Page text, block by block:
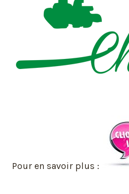
Pour en savoir plus :